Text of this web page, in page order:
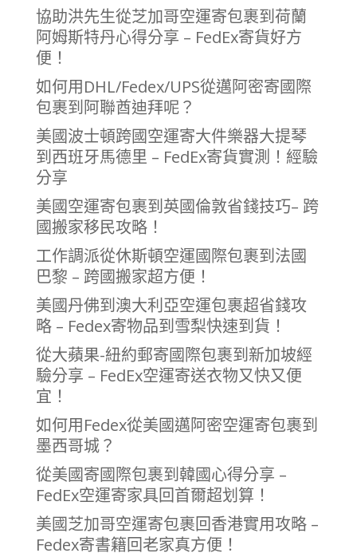
協助洪先生從芝加哥空運寄包裹到荷蘭
阿姆斯特丹心得分享 – FedEx寄貨好方
便！
如何用DHL/Fedex/UPS從邁阿密寄國際
包裹到阿聯酋迪拜呢？
美國波士頓跨國空運寄大件樂器大提琴
到西班牙馬德里 – FedEx寄貨實測！經驗
分享
美國空運寄包裹到英國倫敦省錢技巧– 跨
國搬家移民攻略！
工作調派從休斯頓空運國際包裹到法國
巴黎 – 跨國搬家超方便！
美國丹佛到澳大利亞空運包裹超省錢攻
略 – Fedex寄物品到雪梨快速到貨！
從大蘋果-紐約郵寄國際包裹到新加坡經
驗分享 – FedEx空運寄送衣物又快又便
宜！
如何用Fedex從美國邁阿密空運寄包裹到
墨西哥城？
從美國寄國際包裹到韓國心得分享 –
FedEx空運寄家具回首爾超划算！
美國芝加哥空運寄包裹回香港實用攻略 –
Fedex寄書籍回老家真方便！